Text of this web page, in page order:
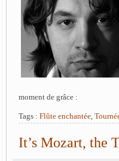
moment de grâce :
Tags : Flûte enchantée
It’s Mozart, the